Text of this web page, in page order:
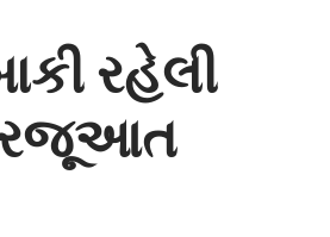
રહેલી
રજૂઆત